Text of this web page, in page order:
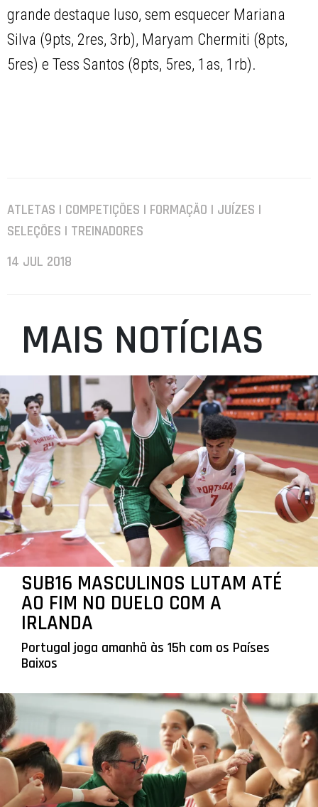
grande destaque luso, sem esquecer Mariana
Silva (9pts, 2res, 3rb), Maryam Chermiti (8pts,
5res) e Tess Santos (8pts, 5res, 1as, 1rb).
ATLETAS | COMPETIÇÕES | FORMAÇÃO | JUÍZES |
SELEÇÕES | TREINADORES
14 JUL 2018
MAIS NOTÍCIAS
SUB16 MASCULINOS LUTAM ATÉ
AO FIM NO DUELO COM A
IRLANDA
Portugal joga amanhã às 15h com os Países
Baixos